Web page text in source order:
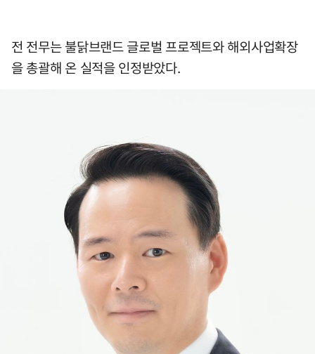
전 전무는 불닭브랜드 글로벌 프로젝트와 해외사업확장
을 총괄해 온 실적을 인정받았다.